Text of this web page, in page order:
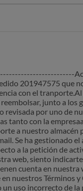
pregunto nadie me
compra dado que
en proceso de
han devuelto el
lo quereis devolver
201947575 que
con el
junto a los
revisada por uno de
tanto con la
a nuestro almacén
Se ha gestionado
a la petición de
web, siento
cuenta en
nuestros Términos
uso incorrecto de